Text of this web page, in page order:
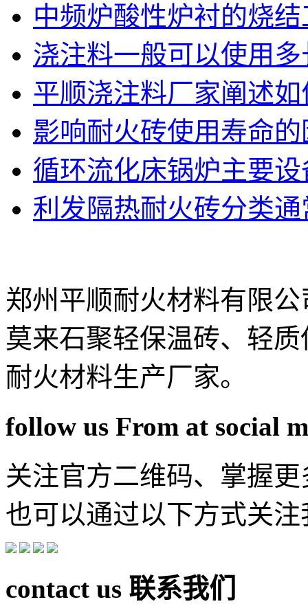
中频炉酸性炉衬的烧
浇注料一般可以使用多
平顺浇注料厂家阐述
影响耐火砖使用寿命的
循环流化床锅炉主要
利发隔热耐火砖分类
郑州平顺耐火材料有限
莫来石聚轻保温砖、轻
耐火材料生产厂家。
follow us From at social
关注官方二维码、掌握
也可以通过以下方式关注
contact us 联系我们